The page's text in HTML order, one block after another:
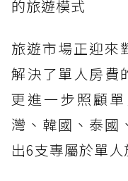
的旅遊模式
旅遊市場正迎來
解決了單人房費
更進一步照顧
灣、韓國、泰國
出6支專屬於單